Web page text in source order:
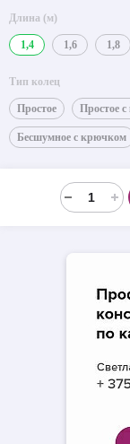
Длина (м)
1,4 1,6 1,8
Тип колец
Простое Простое
Бесшумное с крючком